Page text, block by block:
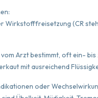
Wirkstofffreisetzung (CR
Arzt bestimmt, oft ein-
mit ausreichend
oder